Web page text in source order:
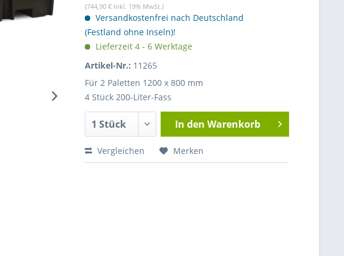
(744,90 € inkl. 19% MwSt.)
Versandkostenfrei nach Deutschland
(Festland ohne Inseln)!
Lieferzeit 4 - 6 Werktage
Artikel-Nr.: 11265
Für 2 Paletten 1200 x 800 mm
4 Stück 200-Liter-Fass
In den Warenkorb
Vergleichen Merken